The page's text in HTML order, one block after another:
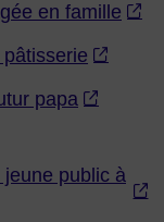
en famille
papa
public à